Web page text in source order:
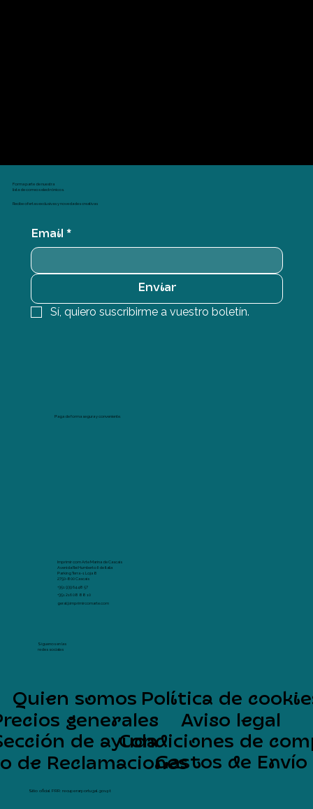
Síguenos en las
redes sociales
Forma parte de nuestra
lista de correos electrónicos.
Recibe ofertas exclusivas y novedades creativas
Email *
Enviar
Sí, quiero suscribirme a vuestro boletín.
Paga de forma segura y conveniente.
Imprimir com Arte Marina de Cascais
Avenida Rei Humberto II de Italia
Parking Terra -1 Loja 8
2750-800 Cascais
+351 939 64 48 57
+351 216 08 88 10
geral@imprimircomarte.com
Quien somos
generales
de ayuda
de Reclamaciones
Política de
Aviso legal
Condiciones de
Gastos de Envío
Sítio oficial PRR: recuperarportugal.gov.pt